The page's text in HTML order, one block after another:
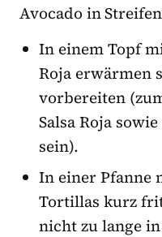
Avocado in
In einem Topf
Roja erwärmen
vorbereiten
Salsa Roja
sein).
In einer Pfanne
Tortillas kurz
nicht zu lange